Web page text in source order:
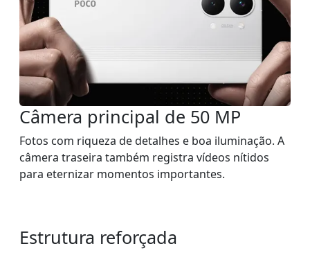
Câmera principal de 50 MP
Fotos com riqueza de detalhes e boa iluminação. A
câmera traseira também registra vídeos nítidos
para eternizar momentos importantes.
Estrutura reforçada